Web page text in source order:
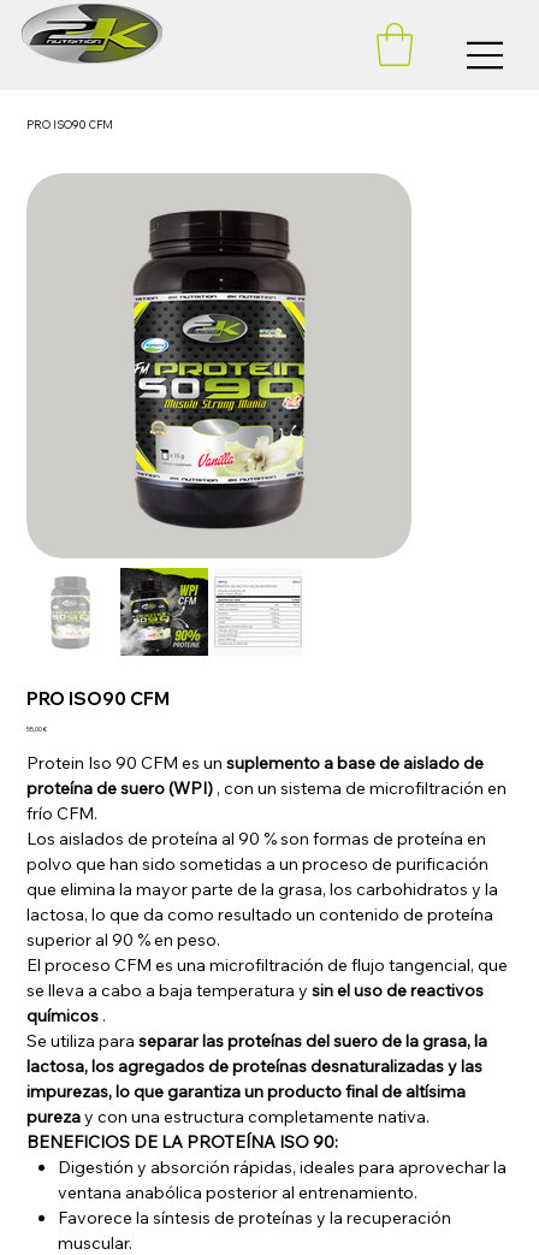
PRO ISO90 CFM
PRO ISO90 CFM
Precio
55,00 €
Protein Iso 90 CFM es unsuplemento a base de aislado de
proteína de suero (WPI) , con un sistema de microfiltración en
frío CFM.
Los aislados de proteína al 90 % son formas de proteína en
polvo que han sido sometidas a un proceso de purificación
que elimina la mayor parte de la grasa, los carbohidratos y la
lactosa, lo que da como resultado un contenido de proteína
superior al 90 % en peso.
El proceso CFM es una microfiltración de flujo tangencial, que
se lleva a cabo a baja temperatura ysin el uso de reactivos
químicos .
Se utiliza paraseparar las proteínas del suero de la grasa, la
lactosa, los agregados de proteínas desnaturalizadas y las
impurezas, lo que garantiza un producto final de altísima
purezay con una estructura completamente nativa.
BENEFICIOS DE LA PROTEÍNA ISO 90:
Digestión y absorción rápidas, ideales para aprovechar la
ventana anabólica posterior al entrenamiento.
Favorece la síntesis de proteínas y la recuperación
muscular.